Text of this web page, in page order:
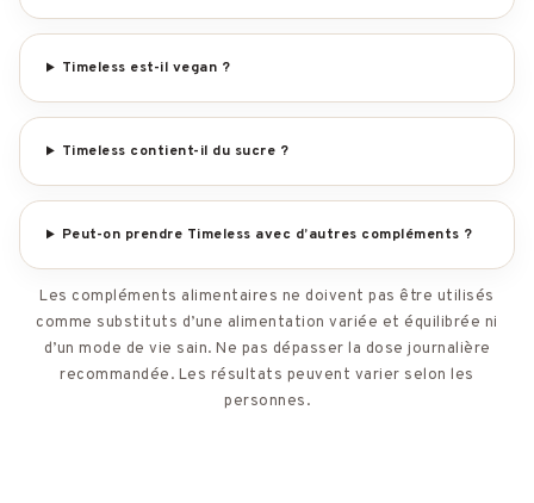
Timeless est-il vegan ?
Timeless contient-il du sucre ?
Peut-on prendre Timeless avec d’autres compléments ?
Les compléments alimentaires ne doivent pas être utilisés
comme substituts d’une alimentation variée et équilibrée ni
d’un mode de vie sain. Ne pas dépasser la dose journalière
recommandée. Les résultats peuvent varier selon les
personnes.